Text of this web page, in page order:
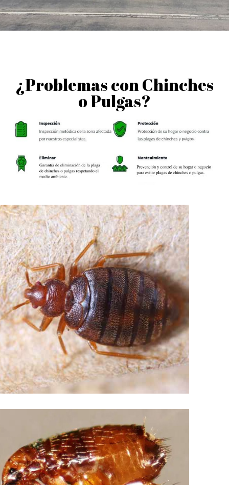
¿Problemas con Chinches
o Pulgas?